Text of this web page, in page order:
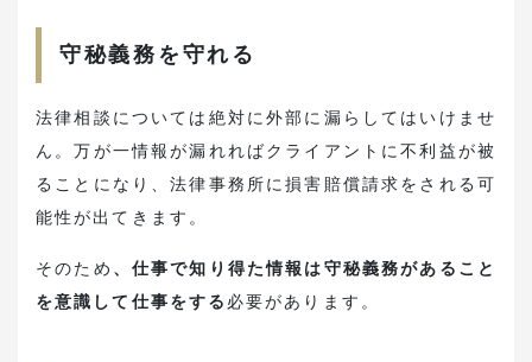
守秘義務を守れる
法律相談については絶対に外部に漏らしてはいけませ
ん。万が一情報が漏れればクライアントに不利益が被
ることになり、法律事務所に損害賠償請求をされる可
能性が出てきます。
そのため 、仕事で知り得た情報は守秘義務があること
を意識して仕事をする 必要があります。